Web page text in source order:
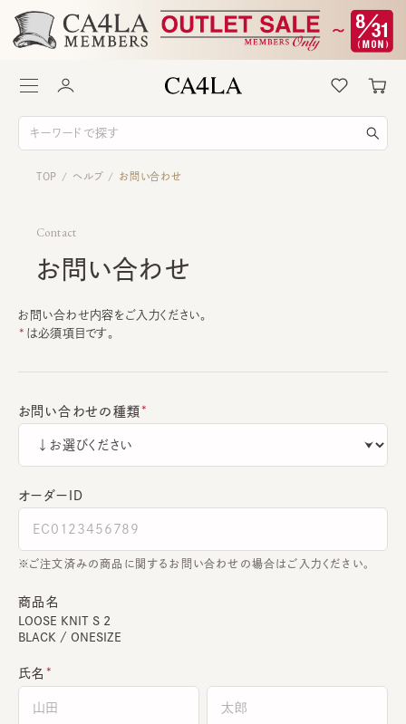
TOP / ヘルプ / お問い合わせ
Contact
お問い合わせ
お問い合わせ内容をご入力ください。
は必須項目です。
お問い合わせの種類
オーダーＩＤ
ご注文済みの商品に関するお問い合わせの場合はご入力ください。
商品名
LOOSE KNIT S 2
BLACK / ONESIZE
氏名